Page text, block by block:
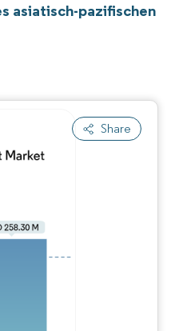
asiatisch-pazifischen
Share